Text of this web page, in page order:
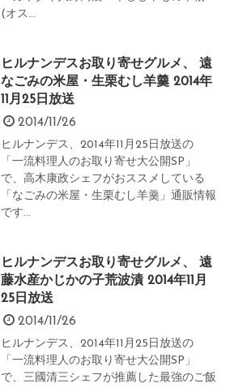
(オス...
ヒルナンデスお取り寄せグルメ、 遠
なごみの米屋・生栗むし羊羹 2014年
11月25日放送
2014/11/26
ヒルナンデス、2014年11月25日放送の
「一流料理人のお取り寄せ大公開SP」
で、高木康政シェフがおススメしている
「なごみの米屋・生栗むし羊羹」通販情報
です...
ヒルナンデスお取り寄せグルメ、 遠
藤水産かじかの子荒波漬 2014年11月
25日放送
2014/11/26
ヒルナンデス、2014年11月25日放送の
「一流料理人のお取り寄せ大公開SP」
で、三國清三シェフが推薦した最強のご飯